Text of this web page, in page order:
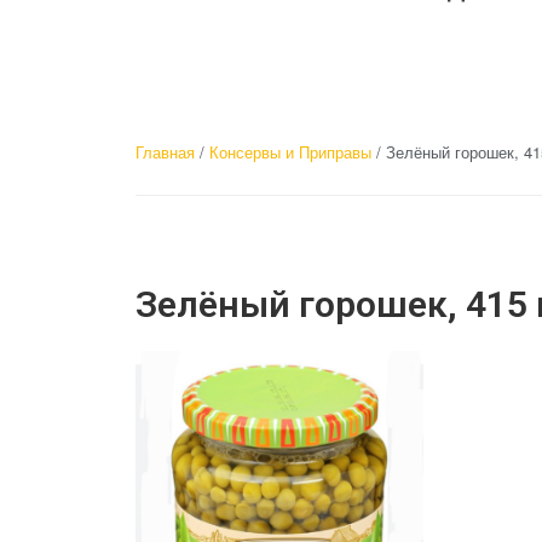
Главная / Консервы и Приправы / Зелёный горошек,
Зелёный горошек, 415